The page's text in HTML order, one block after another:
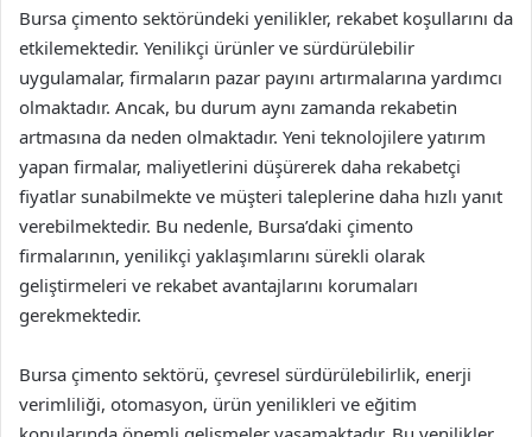
Bursa çimento sektöründeki yenilikler, rekabet koşullarını da
etkilemektedir. Yenilikçi ürünler ve sürdürülebilir
uygulamalar, firmaların pazar payını artırmalarına yardımcı
olmaktadır. Ancak, bu durum aynı zamanda rekabetin
artmasına da neden olmaktadır. Yeni teknolojilere yatırım
yapan firmalar, maliyetlerini düşürerek daha rekabetçi
fiyatlar sunabilmekte ve müşteri taleplerine daha hızlı yanıt
verebilmektedir. Bu nedenle, Bursa’daki çimento
firmalarının, yenilikçi yaklaşımlarını sürekli olarak
geliştirmeleri ve rekabet avantajlarını korumaları
gerekmektedir.
Bursa çimento sektörü, çevresel sürdürülebilirlik, enerji
verimliliği, otomasyon, ürün yenilikleri ve eğitim